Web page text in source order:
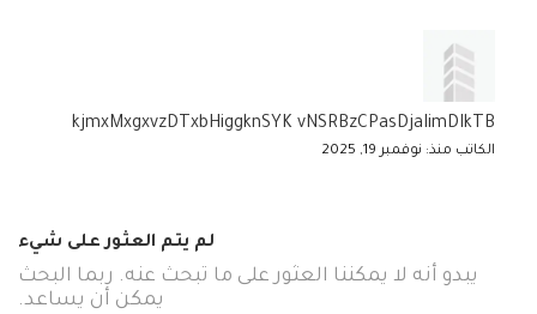
kjmxMxgxvzDTxbHiggknSYK vNSRBzCPasDjaIimDIkTB
الكاتب منذ: نوفمبر 19, 2025
لم يتم العثور على شيء
يبدو أنه لا يمكننا العثور على ما تبحث عنه. ربما البحث
يمكن أن يساعد.